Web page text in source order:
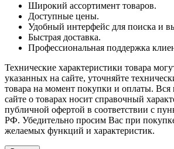
Широкий ассортимент товаров.
Доступные цены.
Удобный интерфейс для поиска и
Быстрая доставка.
Профессиональная поддержка
Технические характеристики товара
указанных на сайте, уточняйте
товара на момент покупки и оплаты.
сайте о товарах носит справочный
публичной офертой в соответствии с
РФ. Убедительно просим Вас при
желаемых функций и характеристик.